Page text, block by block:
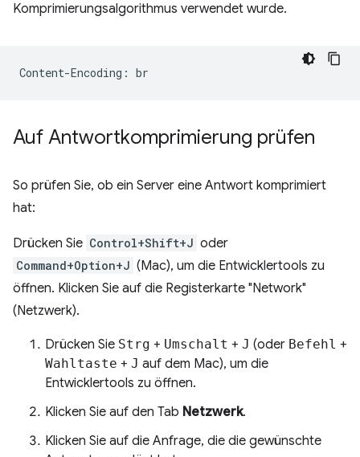
Komprimierungsalgorithmus verwendet wurde.
Auf Antwortkomprimierung prüfen
So prüfen Sie, ob ein Server eine Antwort komprimiert
hat:
Drücken Sie Control+Shift+J oder
Command+Option+J (Mac), um die Entwicklertools zu
öffnen. Klicken Sie auf die Registerkarte "Network"
(Netzwerk).
Drücken Sie Strg + Umschalt + J (oder Befehl +
Wahltaste + J auf dem Mac), um die
Entwicklertools zu öffnen.
Klicken Sie auf den Tab Netzwerk.
Klicken Sie auf die Anfrage, die die gewünschte